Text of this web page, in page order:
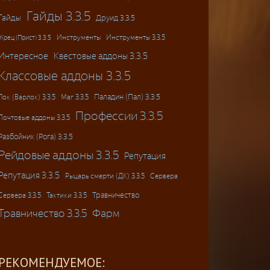
Гайды 3.3.5 Друид 3.3.5
(Прист) 3.3.5 Инструменты Инструменты 3.3.5
Квестовые аддоны 3.3.5
аддоны 3.3.5
(Варлок) 3.3.5 Маг 3.3.5 Паладин (Пал) 3.3.5
аддоны 3.3.5 Профессии 3.3.5
(Рога) 3.3.5
аддоны 3.3.5 Репутация
3.3.5
Рыцарь смерти (ДК) 3.3.5 Сервера
3.3.5 Тактики 3.3.5 Травничество
3.3.5 Фарм